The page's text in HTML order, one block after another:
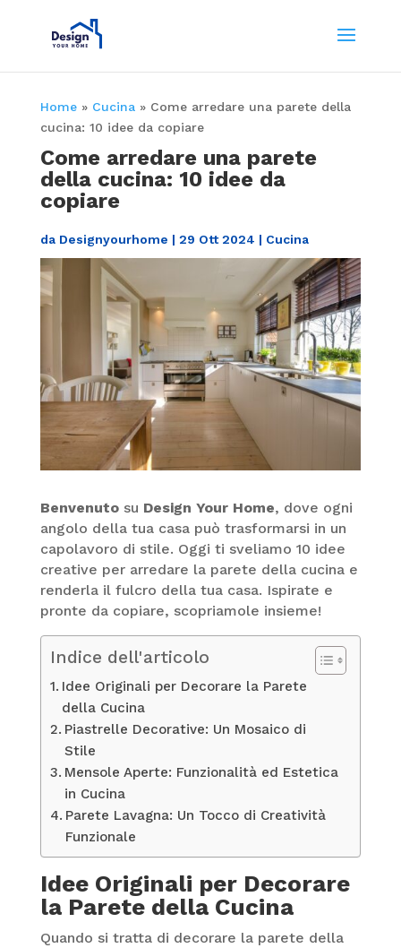
Home» Cucina» Come arredare una parete della
cucina: 10 idee da copiare
Come arredare una parete
della cucina: 10 idee da
copiare
da Designyourhome | 29 Ott 2024 | Cucina
Benvenutosu Design Your Home, dove ogni
angolo della tua casa può trasformarsi in un
capolavoro di stile. Oggi ti sveliamo 10 idee
creative per arredare la parete della cucina e
renderla il fulcro della tua casa. Ispirate e
pronte da copiare, scopriamole insieme!
Indice dell'articolo
Idee Originali per Decorare la Parete
della Cucina
Piastrelle Decorative: Un Mosaico di
Stile
Mensole Aperte: Funzionalità ed Estetica
in Cucina
Parete Lavagna: Un Tocco di Creatività
Funzionale
Idee Originali per Decorare
la Parete della Cucina
Quando si tratta di decorare la parete della